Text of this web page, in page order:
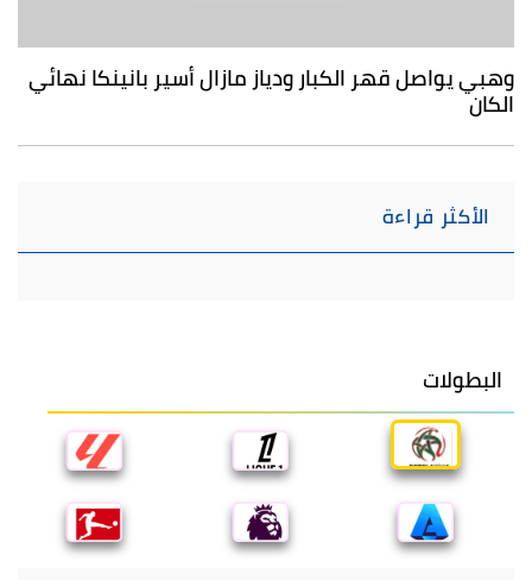
وهبي يواصل قهر الكبار ودياز مازال أسير بانينكا نهائي
الكان
الأكثر قراءة
البطولات